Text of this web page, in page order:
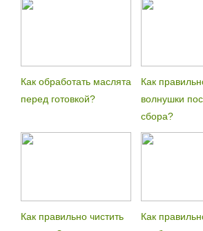
Как обработать маслята
перед готовкой?
Как
волнушки
сбора?
Как правильно чистить
Как